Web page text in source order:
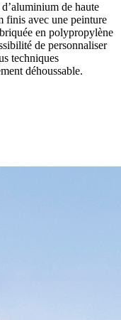
de haute
finis avec une peinture
en polypropylène
de personnaliser
techniques
déhoussable.